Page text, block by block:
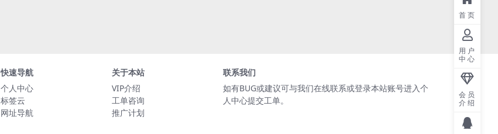
快速导航
个人中心
标签云
网址导航
关于本站
VIP介绍
工单咨询
推广计划
联系我们
如有BUG或建议可与我们在线联系或登录本站账号进入个
人中心提交工单。
首页
用户
中心
会员
介绍